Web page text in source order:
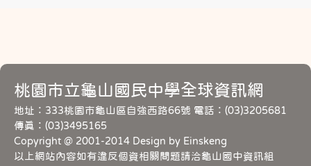
桃園市立龜山國民中學全球資訊網
地址：333桃園市龜山區自強西路66號 電話：(03)3205681
傳真：(03)3495165
Copyright @ 2001-2014 Design by Einskeng
以上網站內容如有違反個資相關問題請洽龜山國中資訊組